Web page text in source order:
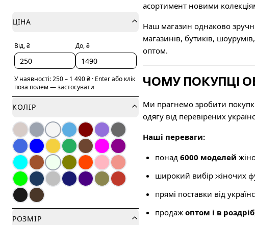
ЦІНА
Від, ₴ До, ₴
У наявності:250– 1 490₴ · Enter або клік
поза полем — застосувати
КОЛІР
РОЗМІР
асортимент новими
Наш магазин однаково
магазинів, бутиків,
оптом.
ЧОМУ ПОКУПЦІ
Ми прагнемо зробити
одягу від перевірених
Наші переваги:
понад 6000 моделей
широкий вибір жіночих
прямі поставки від
продаж оптом і в роздріб